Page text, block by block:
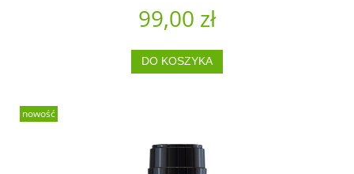
99,00 zł
DO KOSZYKA
nowość